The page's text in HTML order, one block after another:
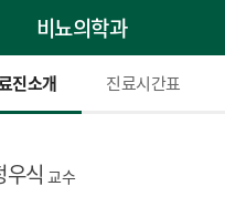
비뇨의학과
진소개 진료시간표
우식 교수